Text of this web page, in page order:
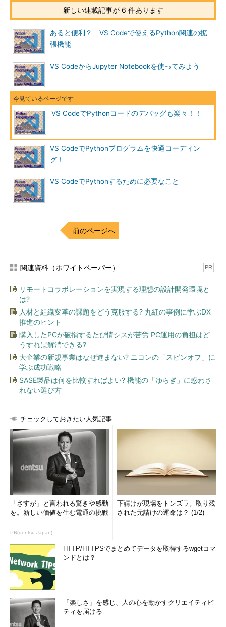
新しい連載記事が 6 件あります
あると便利？ VS Codeで使えるPython関連の拡
張機能
VS CodeからJupyter Notebookを使ってみよう
VS CodeでPythonコードのデバッグも楽々！！
VS CodeでPythonプログラムを快適コーディン
グ！
VS CodeでPythonするために必要なこと
前のページへ
関連資料（ホワイトペーパー） PR
リモートコラボレーションを実現する理想の設計開発環境と
は?
人材と組織変革の課題をどう克服する? 丸紅の事例に学ぶDX
推進のヒント
購入したPCが破損するたび情シスが苦労 PC運用の負担はど
うすれば解消できる?
大企業の新規事業はなぜ進まない? ニコンの「スピンオフ」に
学ぶ成功戦略
SASE製品は何を比較すればよい? 機能の「ゆらぎ」に惑わさ
れない選び方
チェックしておきたい人気記事
「さすが」と言われる驚きや感動
を。新しい価値を生む電通の挑戦
PR(dentsu Japan)
下請けが現場をトンズラ。取り残
された元請けの運命は？ (1/2)
HTTP/HTTPSでまとめてデータを取得するwgetコマ
ンドとは？
「楽しさ」を感じ、人の心を動かすクリエイティビ
ティを届ける